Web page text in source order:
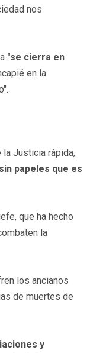
nos
"se cierra en
en la
la Justicia rápida,
papeles que es
que ha hecho
la
los ancianos
de muertes de
y